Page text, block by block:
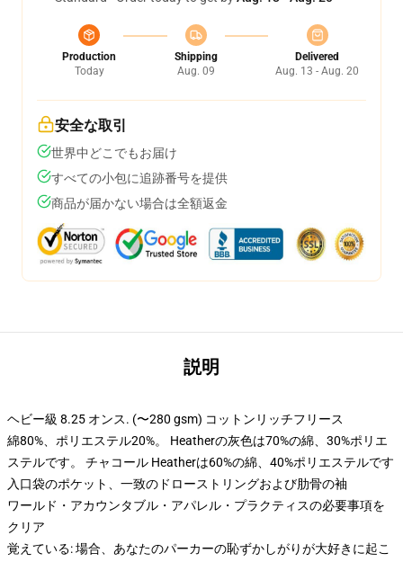
Production
Today
Shipping
Aug. 09
Delivered
Aug. 13 - Aug. 20
安全な取引
世界中どこでもお届け
すべての小包に追跡番号を提供
商品が届かない場合は全額返金
説明
ヘビー級 8.25 オンス. (〜280 gsm) コットンリッチフリース
綿80%、ポリエステル20%。 Heatherの灰色は70%の綿、30%ポリエ
ステルです。 チャコール Heatherは60%の綿、40%ポリエステルです
入口袋のポケット、一致のドローストリングおよび肋骨の袖
ワールド・アカウンタブル・アパレル・プラクティスの必要事項を
クリア
覚えている: 場合、あなたのパーカーの恥ずかしがりが大好きに起こ